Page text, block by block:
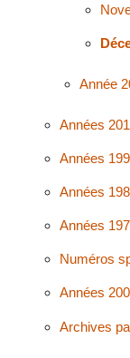
Année
Années
Années
Années
Années
Numéros
Années
Archives